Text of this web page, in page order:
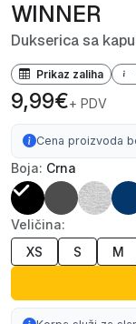
WINNER
Dukserica sa
Prikaz zaliha
9,99€+ PDV
Cena proizvoda
Boja: Crna
Veličina:
XS
S M